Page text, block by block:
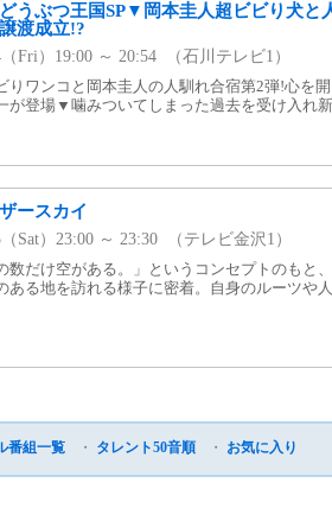
うぶつ王国SP▼岡本圭人超ビビり犬
渡成立!?
Fri）19:00 ～ 20:54 （石川テレビ1）
りワンコと岡本圭人の人馴れ合宿第2弾!心を
が登場▼噛みついてしまった過去を受け入れ
ースカイ
Sat）23:00 ～ 23:30 （テレビ金沢1）
数だけ空がある。」というコンセプトのもと
ある地を訪れる様子に密着。自身のルーツや
番組一覧 ・ タレント50音順 ・ お気に入り